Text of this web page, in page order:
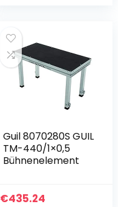
Guil 8070280S GUIL
TM-440/1×0,5
Bühnenelement
€435.24